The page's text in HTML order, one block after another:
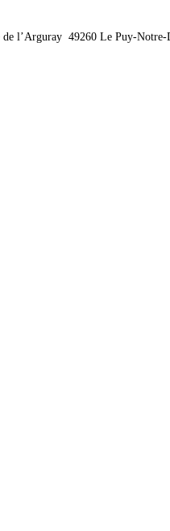
de l’Arguray 49260 Le Puy-